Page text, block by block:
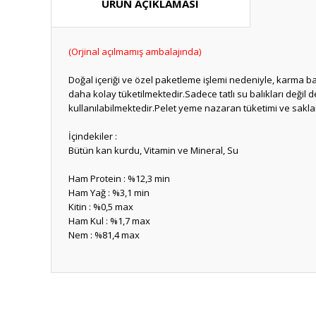
ÜRÜN AÇIKLAMASI
(Orjinal açılmamış ambalajında)
Doğal içeriği ve özel paketleme işlemi nedeniyle, karma
daha kolay tüketilmektedir.Sadece tatlı su balıkları
kullanılabilmektedir.Pelet yeme nazaran tüketimi ve
İçindekiler :
Bütün kan kurdu, Vitamin ve Mineral, Su
Ham Protein : %12,3 min
Ham Yağ : %3,1 min
Kitin : %0,5 max
Ham Kul : %1,7 max
Nem : %81,4 max